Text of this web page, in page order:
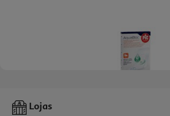
Pensos Pic Aquabloc Estereis 10x15cm
Lojas